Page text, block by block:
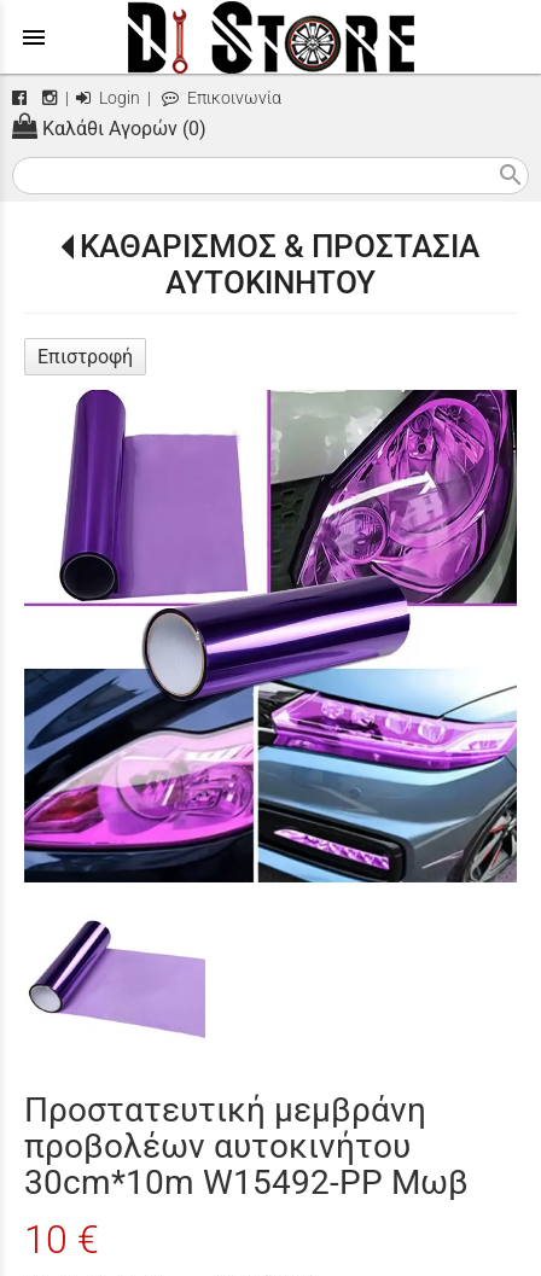
menu
| Login | Επικοινωνία
Καλάθι Αγορών (0)
search
ΚΑΘΑΡΙΣΜΟΣ & ΠΡΟΣΤΑΣΙΑ
ΑΥΤΟΚΙΝΗΤΟΥ
Επιστροφή
Προστατευτική μεμβράνη
προβολέων αυτοκινήτου
30cm*10m W15492-PP Μωβ
10 €